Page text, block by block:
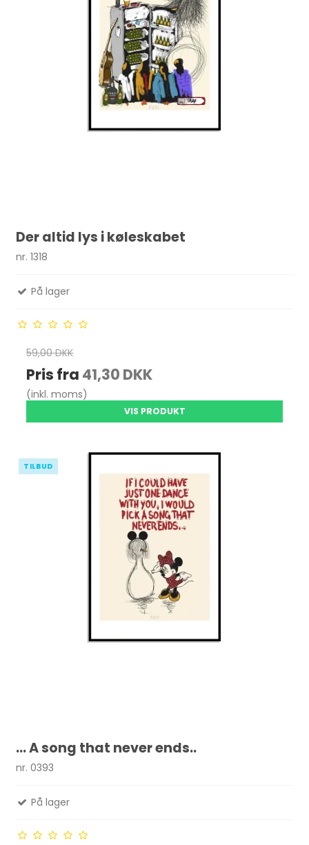
Der altid lys i køleskabet
nr. 1318
På lager
59,00 DKK
Pris fra 41,30 DKK
(inkl. moms)
VIS PRODUKT
TILBUD
... A song that never ends..
nr. 0393
På lager